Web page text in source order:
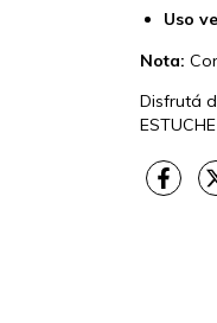
Uso
Nota:
Disfrutá